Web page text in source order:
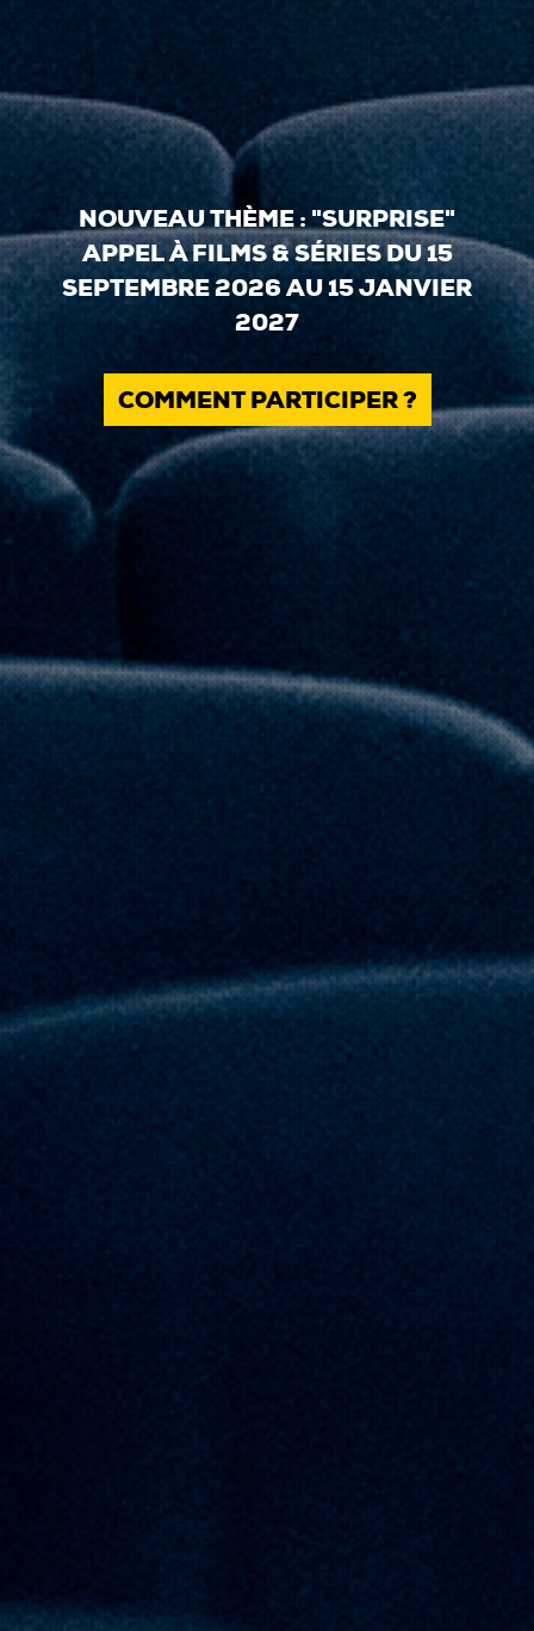
NOUVEAU THÈME : "SURPRISE"
APPEL À FILMS & SÉRIES DU 15
SEPTEMBRE 2026 AU 15 JANVIER
2027
COMMENT PARTICIPER ?